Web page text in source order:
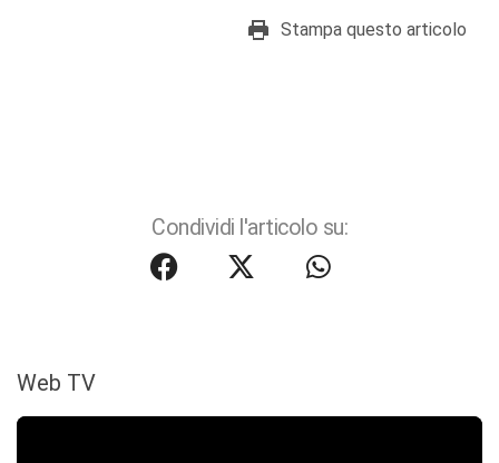
Stampa questo articolo
Condividi l'articolo su:
Web TV